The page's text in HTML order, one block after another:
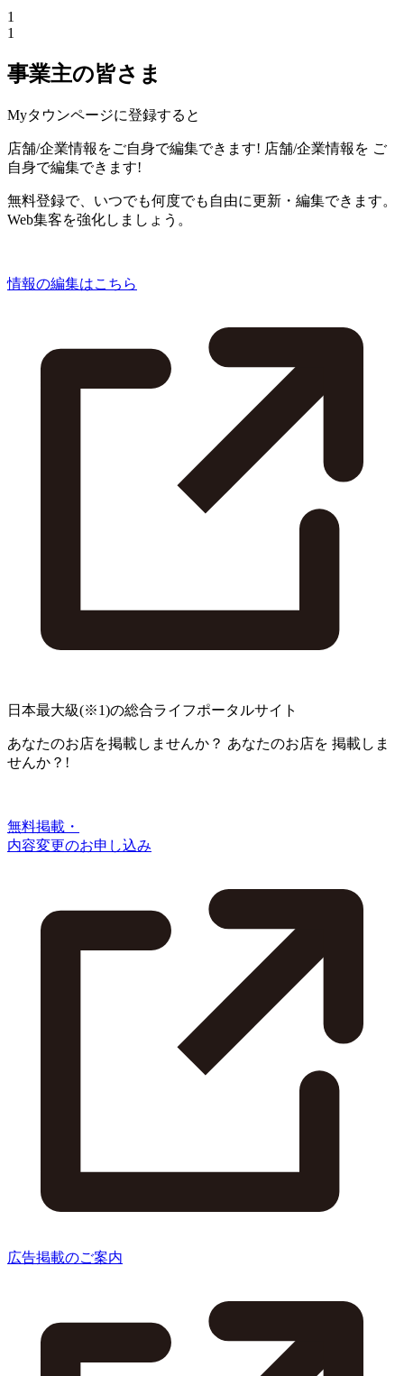
1
1
事業主の皆さま
Myタウンページに登録すると
店舗/企業情報をご自身で編集できます! 店舗/企業情報を ご
自身で編集できます!
無料登録で、いつでも何度でも自由に更新・編集できます。
Web集客を強化しましょう。
情報の編集はこちら
日本最大級(※1)の総合ライフポータルサイト
あなたのお店を掲載しませんか？ あなたのお店を 掲載しま
せんか？!
無料掲載・
内容変更のお申し込み
広告掲載のご案内